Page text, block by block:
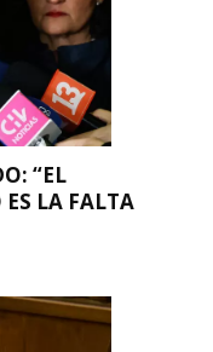
“EL
LA FALTA